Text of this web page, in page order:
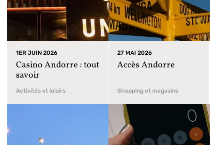
1ER JUIN 2026
Casino Andorre : tout
savoir
Activités et loisirs
27 MAI 2026
Accès Andorre
Shopping et magasins